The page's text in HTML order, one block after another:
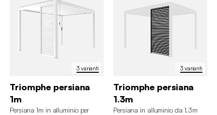
3 varianti
Triomphe persiana
1m
Persiana 1m in alluminio per
3 varianti
Triomphe persiana
1.3m
Persiana in alluminio da 1.3m